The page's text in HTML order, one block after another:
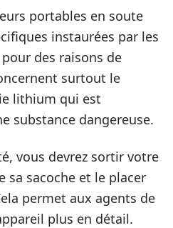
portables en soute
instaurées par les
des raisons de
surtout le
lithium qui est
substance dangereuse.
vous devrez sortir votre
sa sacoche et le placer
permet aux agents de
plus en détail.